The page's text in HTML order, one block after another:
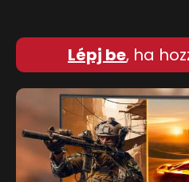
Lépj be, ha